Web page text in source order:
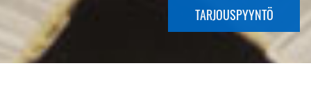
TARJOUSPYYNTÖ